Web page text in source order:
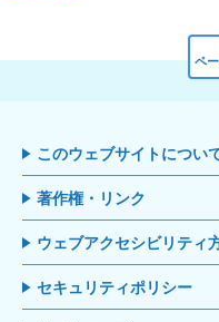
ペ
このウェブサイトについ
著作権・リンク
ウェブアクセシビリティ
セキュリティポリシー